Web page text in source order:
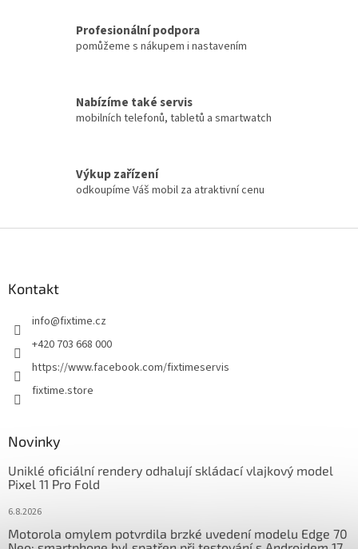
Profesionální podpora
pomůžeme s nákupem i nastavením
Nabízíme také servis
mobilních telefonů, tabletů a smartwatch
Výkup zařízení
odkoupíme Váš mobil za atraktivní cenu
Kontakt
info@fixtime.cz
+420 703 668 000
https://www.facebook.com/fixtimeservis
fixtime.store
Novinky
Uniklé oficiální rendery odhalují skládací vlajkový model
Pixel 11 Pro Fold
6.8.2026
Motorola omylem potvrdila brzké uvedení modelu Edge 70